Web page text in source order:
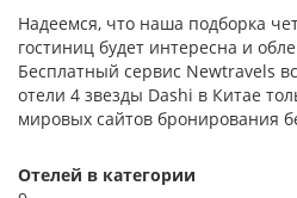
Надеемся, что наша подборка
гостиниц будет интересна и
Бесплатный сервис Newtravels
отели 4 звезды Dashi в Китае
мировых сайтов бронирования
Отелей в категории